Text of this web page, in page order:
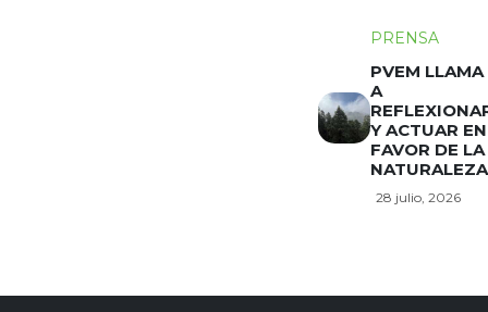
PRENSA
PVEM LLAMA
A
Y ACTUAR EN
FAVOR DE LA
NATURALEZA
28 julio, 2026